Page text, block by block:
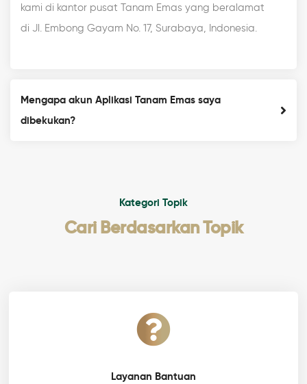
kami di kantor pusat Tanam Emas yang beralamat
di Jl. Embong Gayam No. 17, Surabaya, Indonesia.
Mengapa akun Aplikasi Tanam Emas saya
dibekukan?
Kategori Topik
Cari Berdasarkan Topik
Layanan Bantuan